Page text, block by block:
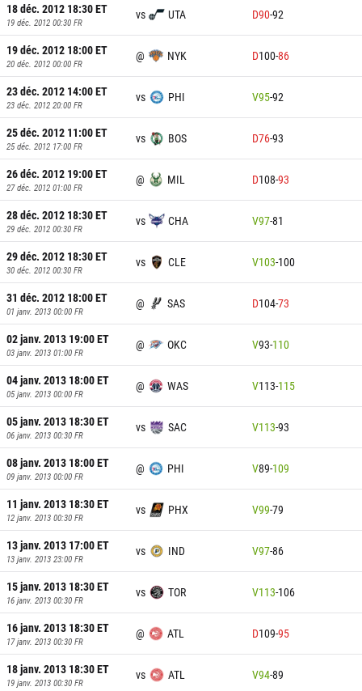
18 déc. 2012 18:30ET
19 déc. 2012 00:30 FR
vs UTA D90-92
19 déc. 2012 18:00ET
20 déc. 2012 00:00 FR
@ NYK D100-86
23 déc. 2012 14:00ET
23 déc. 2012 20:00 FR
vs PHI V95-92
25 déc. 2012 11:00ET
25 déc. 2012 17:00 FR
vs BOS D76-93
26 déc. 2012 19:00ET
27 déc. 2012 01:00 FR
@ MIL D108-93
28 déc. 2012 18:30ET
29 déc. 2012 00:30 FR
vs CHA V97-81
29 déc. 2012 18:30ET
30 déc. 2012 00:30 FR
vs CLE V103-100
31 déc. 2012 18:00ET
01 janv. 2013 00:00 FR
@ SAS D104-73
02 janv. 2013 19:00ET
03 janv. 2013 01:00 FR
@ OKC V93-110
04 janv. 2013 18:00ET
05 janv. 2013 00:00 FR
@ WAS V113-115
05 janv. 2013 18:30ET
06 janv. 2013 00:30 FR
vs SAC V113-93
08 janv. 2013 18:00ET
09 janv. 2013 00:00 FR
@ PHI V89-109
11 janv. 2013 18:30ET
12 janv. 2013 00:30 FR
vs PHX V99-79
13 janv. 2013 17:00ET
13 janv. 2013 23:00 FR
vs IND V97-86
15 janv. 2013 18:30ET
16 janv. 2013 00:30 FR
vs TOR V113-106
16 janv. 2013 18:30ET
17 janv. 2013 00:30 FR
@ ATL D109-95
18 janv. 2013 18:30ET
19 janv. 2013 00:30 FR
vs ATL V94-89